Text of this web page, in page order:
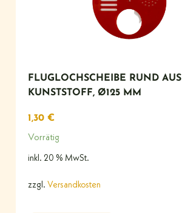
FLUGLOCHSCHEIBE RUND AUS
KUNSTSTOFF, Ø125 MM
1,30 €
Vorrätig
inkl. 20 % MwSt.
zzgl. Versandkosten